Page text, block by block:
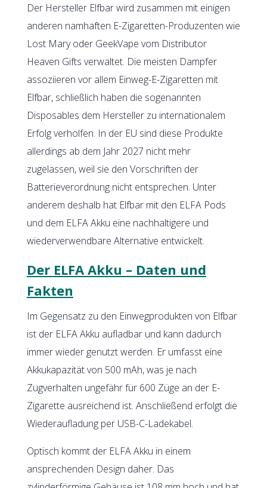
Der Hersteller Elfbar wird zusammen mit einigen
anderen namhaften E-Zigaretten-Produzenten wie
Lost Mary oder GeekVape vom Distributor
Heaven Gifts verwaltet. Die meisten Dampfer
assoziieren vor allem Einweg-E-Zigaretten mit
Elfbar, schließlich haben die sogenannten
Disposables dem Hersteller zu internationalem
Erfolg verholfen. In der EU sind diese Produkte
allerdings ab dem Jahr 2027 nicht mehr
zugelassen, weil sie den Vorschriften der
Batterieverordnung nicht entsprechen. Unter
anderem deshalb hat Elfbar mit den ELFA Pods
und dem ELFA Akku eine nachhaltigere und
wiederverwendbare Alternative entwickelt.
Der ELFA Akku – Daten und
Fakten
Im Gegensatz zu den Einwegprodukten von Elfbar
ist der ELFA Akku aufladbar und kann dadurch
immer wieder genutzt werden. Er umfasst eine
Akkukapazität von 500 mAh, was je nach
Zugverhalten ungefähr für 600 Züge an der E-
Zigarette ausreichend ist. Anschließend erfolgt die
Wiederaufladung per USB-C-Ladekabel.
Optisch kommt der ELFA Akku in einem
ansprechenden Design daher. Das